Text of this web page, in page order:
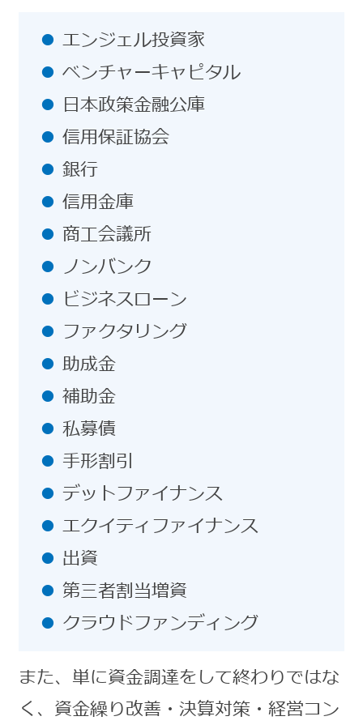
エンジェル投資家
ベンチャーキャピタル
日本政策金融公庫
信用保証協会
銀行
信用金庫
商工会議所
ノンバンク
ビジネスローン
ファクタリング
助成金
補助金
私募債
手形割引
デットファイナンス
エクイティファイナンス
出資
第三者割当増資
クラウドファンディング
また、単に資金調達をして終わりではな
く、資金繰り改善・決算対策・経営コン